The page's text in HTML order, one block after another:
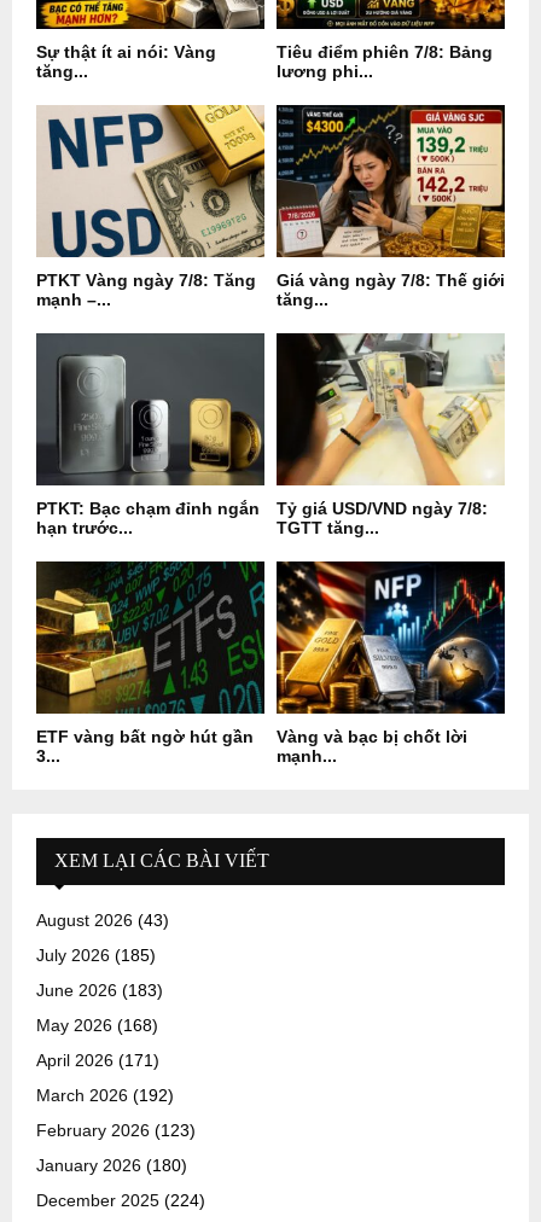
Sự thật ít ai nói: Vàng
tăng...
Tiêu điểm phiên 7/8: Bảng
lương phi...
PTKT Vàng ngày 7/8: Tăng
mạnh –...
Giá vàng ngày 7/8: Thế giới
tăng...
PTKT: Bạc chạm đỉnh ngắn
hạn trước...
Tỷ giá USD/VND ngày 7/8:
TGTT tăng...
ETF vàng bất ngờ hút gần
3...
Vàng và bạc bị chốt lời
mạnh...
XEM LẠI CÁC BÀI VIẾT
August 2026 (43)
July 2026 (185)
June 2026 (183)
May 2026 (168)
April 2026 (171)
March 2026 (192)
February 2026 (123)
January 2026 (180)
December 2025 (224)